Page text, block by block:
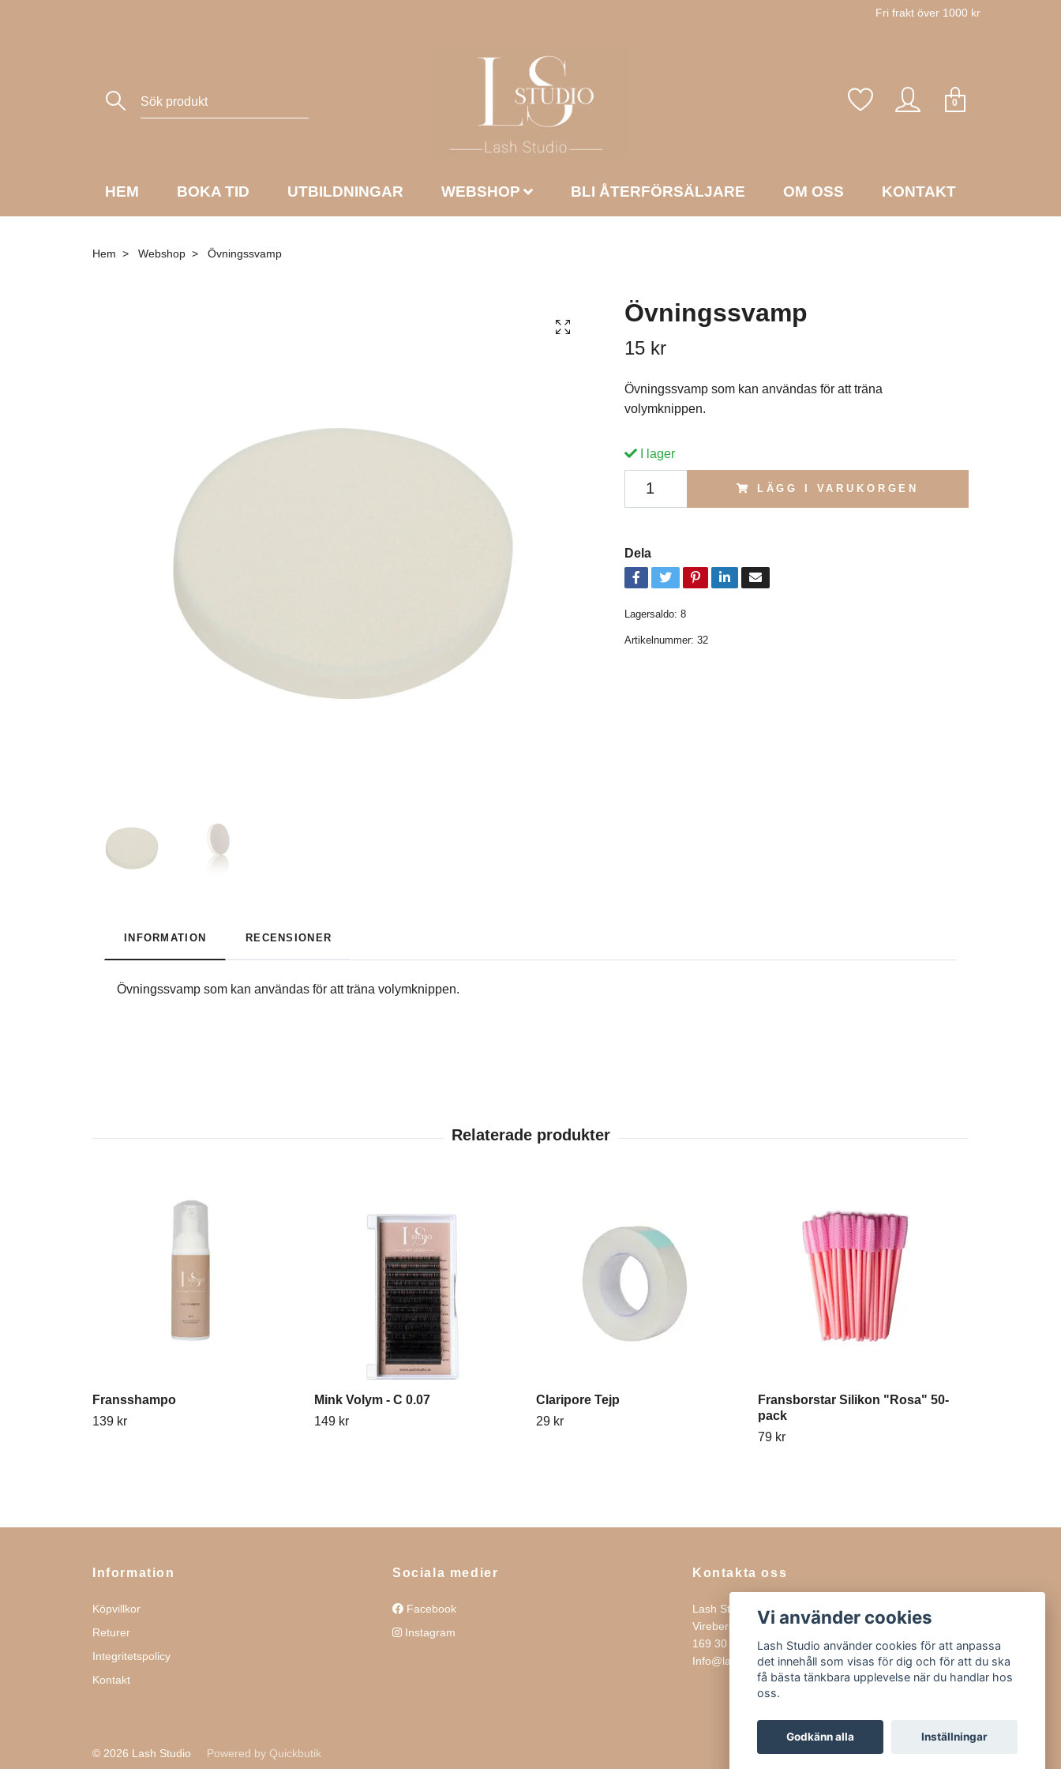
Fri frakt över 1000 kr
0
HEM BOKA TID UTBILDNINGAR WEBSHOP BLI ÅTERFÖRSÄLJARE OM OSS KONTAKT
Hem Webshop Övningssvamp
Övningssvamp
15 kr
Övningssvamp som kan användas för att träna
volymknippen.
I lager
LÄGG I VARUKORGEN
Dela
Lagersaldo: 8
Artikelnummer: 32
INFORMATION RECENSIONER
Övningssvamp som kan användas för att träna volymknippen.
Fransshampo
139 kr
Mink Volym - C 0.07
149 kr
Claripore Tejp
29 kr
Fransborstar Silikon "Rosa" 50-
pack
79 kr
Information
Köpvillkor
Returer
Integritetspolicy
Kontakt
Sociala medier
Facebook
Instagram
Kontakta oss
Lash Studio
Virebergsvägen 15
169 30 SOLNA
Info@lashstudio.se
© 2026 Lash Studio Powered by Quickbutik
Vi använder cookies
Lash Studio använder cookies för att anpassa
det innehåll som visas för dig och för att du ska
få bästa tänkbara upplevelse när du handlar hos
oss.
Godkänn alla Inställningar